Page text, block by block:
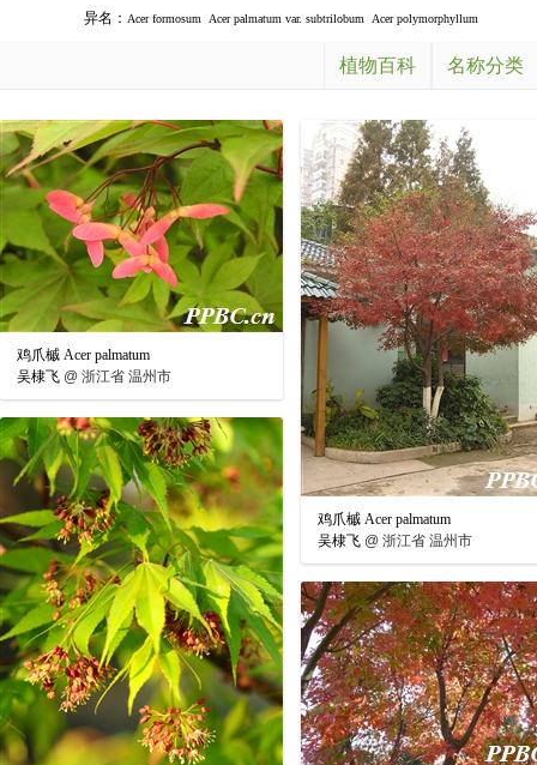
异名： Acer formosum Acer palmatum var. subtrilobum Acer polymorphyllum
植物百科 名称分类
鸡爪槭 Acer palmatum
吴棣飞 @ 浙江省 温州市
鸡爪槭 Acer palmatum
吴棣飞 @ 浙江省 温州市